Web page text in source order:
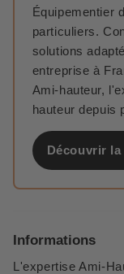
Équipementier
particuliers.
solutions
entreprise à
Ami-hauteur,
hauteur depuis
Découvrir la
Informations
L'expertise Ami-